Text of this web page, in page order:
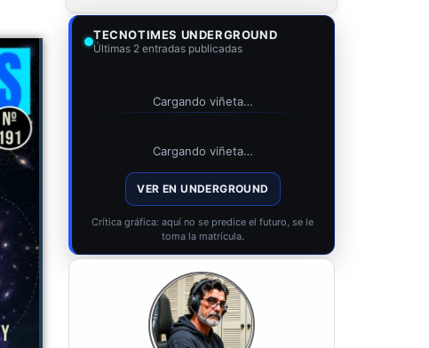
TECNOTIMES UNDERGROUND
Últimas 2 entradas publicadas
Cargando viñeta…
Cargando viñeta…
VER EN UNDERGROUND
Crítica gráfica: aquí no se predice el futuro, se le
toma la matrícula.